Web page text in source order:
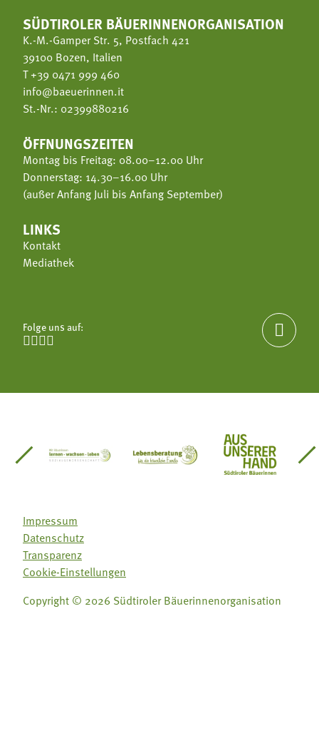
SÜDTIROLER BÄUERINNENORGANISATION
K.-M.-Gamper Str. 5, Postfach 421
39100 Bozen, Italien
T+39 0471 999 460
info@baeuerinnen.it
St.-Nr.: 02399880216
ÖFFNUNGSZEITEN
Montag bis Freitag: 08.00–12.00 Uhr
Donnerstag: 14.30–16.00 Uhr
(außer Anfang Juli bis Anfang September)
LINKS
Kontakt
Mediathek
Folge uns auf:


Südtirol
Gärtnervereinigung
Sozialgenossenschaft Mit Bäuerinnen lernen -
Lebensberatung für dieAus unserer
Impressum
Datenschutz
Transparenz
Cookie-Einstellungen
Copyright © 2026 Südtiroler Bäuerinnenorganisation